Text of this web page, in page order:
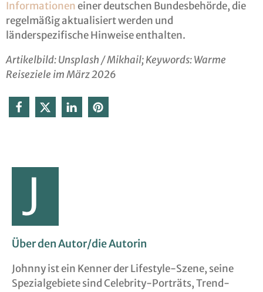
Informationen einer deutschen Bundesbehörde, die
regelmäßig aktualisiert werden und
länderspezifische Hinweise enthalten.
Artikelbild: Unsplash / Mikhail;Keywords: Warme
Reiseziele im März 2026
Über den Autor/die Autorin
Johnny ist ein Kenner der Lifestyle-Szene, seine
Spezialgebiete sind Celebrity-Porträts, Trend-